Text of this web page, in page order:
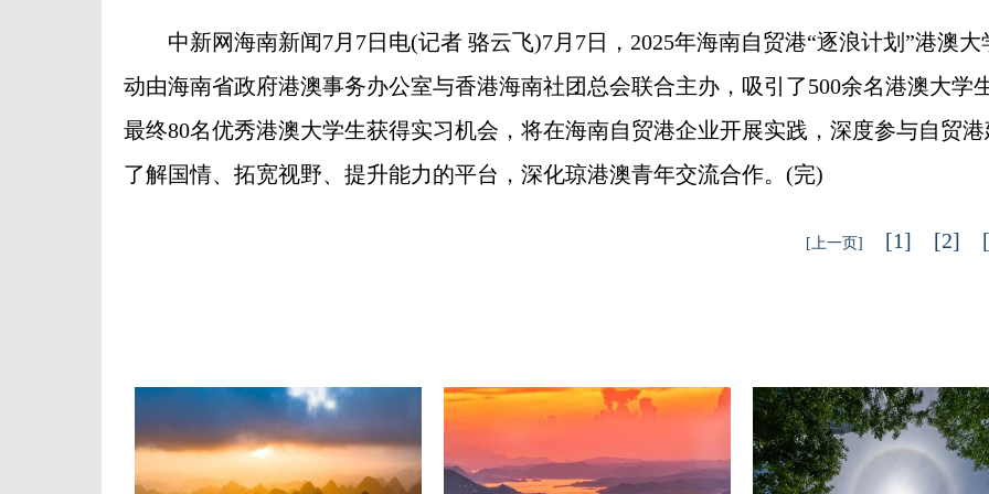
中新网海南新闻7月7日电(记者 骆云飞)7月7日，2025年海南自贸港“逐浪计划”港澳
动由海南省政府港澳事务办公室与香港海南社团总会联合主办，吸引了500余名港澳大学
最终80名优秀港澳大学生获得实习机会，将在海南自贸港企业开展实践，深度参与自贸
了解国情、拓宽视野、提升能力的平台，深化琼港澳青年交流合作。(完)
[上一页] [1] [2]